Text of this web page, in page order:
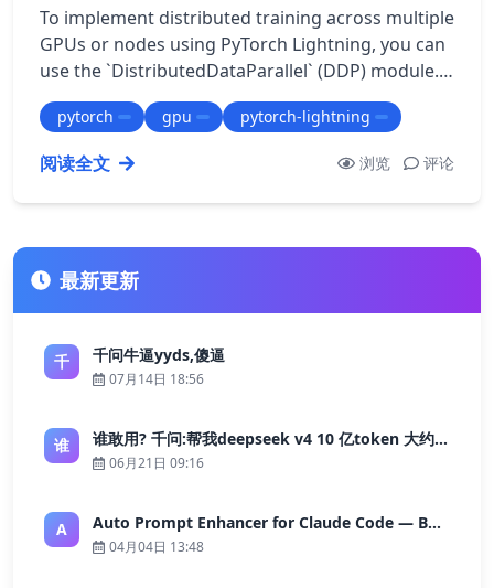
To implement distributed training across multiple
GPUs or nodes using PyTorch Lightning, you can
use the `DistributedDataParallel` (DDP) module.
Here are the steps: 1. Choose a …
pytorch gpu pytorch-lightning
阅读全文 浏览 评论
最新更新
千 千问牛逼yyds,傻逼
07月14日 18:56
谁 谁敢用? 千问:帮我deepseek v4 10 亿token 大约多少花费 ?
06月21日 09:16
A Auto Prompt Enhancer for Claude Code — Building a Highly Reliable AI Programming Workflow
04月04日 13:48